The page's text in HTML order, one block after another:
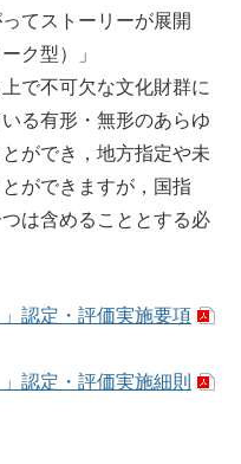
てストーリーが展開
ク型）」
で不可欠な文化財群に
る有形・無形のあらゆ
ができ，地方指定や未
ができますが，国指
は含めることとする必
認定・評価実施要項
認定・評価実施細則